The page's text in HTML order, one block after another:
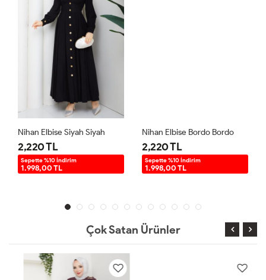
Nihan Elbise Siyah Siyah
2,220 TL
Sepette %10 İndirim
1.998,00 TL
Nihan Elbise Bordo Bordo
2,220 TL
Sepette %10 İndirim
1.998,00 TL
Çok Satan Ürünler